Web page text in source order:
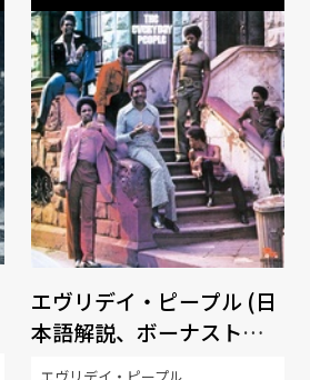
エヴリデイ・ピープル (日
本語解説、ボーナストラッ
ク付き、最新リマスタリン